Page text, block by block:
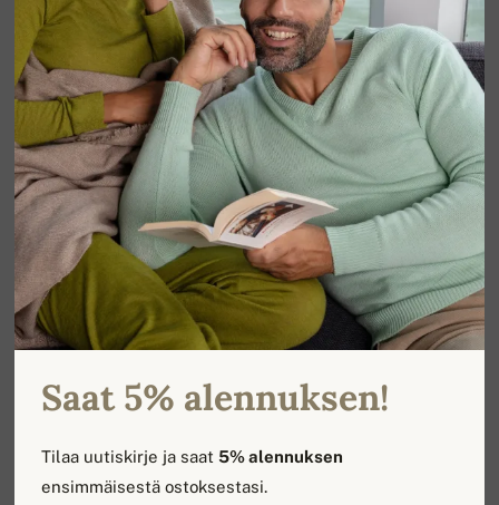
Saat 5% alennuksen!
Tilaa uutiskirje ja saat5% alennuksen
ensimmäisestä ostoksestasi.